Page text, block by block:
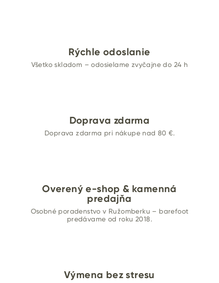
Rýchle odoslanie
Všetko skladom – odosielame zvyčajne do 24 h
Doprava zdarma
Doprava zdarma pri nákupe nad 80 €.
Overený e-shop & kamenná
predajňa
Osobné poradenstvo v Ružomberku – barefoot
predávame od roku 2018.
Výmena bez stresu